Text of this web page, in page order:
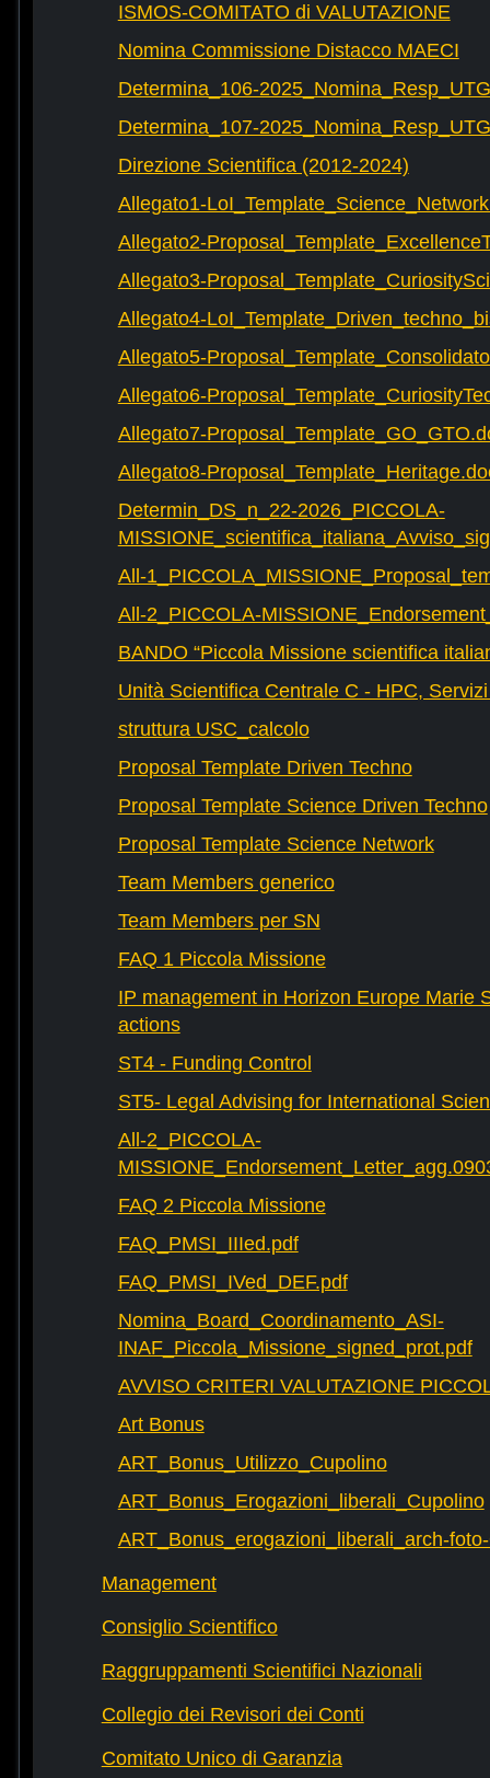
ISMOS-COMITATO di VALUTAZIONE
Nomina Commissione Distacco MAECI
Determina_106-
Determina_107-
Direzione Scientifica (2012-2024)
Allegato1-
Allegato2-
Allegato3-
Allegato4-
Allegato5-
Allegato6-
Allegato7-
Allegato8-
Determin_DS_n_22-2026_PICCOLA-
All-
All-2_PICCOLA-
BANDO “Piccola Missione scientifica
Unità Scientifica Centrale C - HPC,
struttura USC_calcolo
Proposal Template Driven Techno
Proposal Template Science Driven Techno
Proposal Template Science Network
Team Members generico
Team Members per SN
FAQ 1 Piccola Missione
IP management in Horizon Europe Marie
actions
ST4 - Funding Control
ST5- Legal Advising for International
All-2_PICCOLA-
FAQ 2 Piccola Missione
FAQ_PMSI_IIIed.pdf
FAQ_PMSI_IVed_DEF.pdf
Nomina_Board_Coordinamento_ASI-
INAF_Piccola_Missione_signed_prot.pdf
AVVISO CRITERI VALUTAZIONE
Art Bonus
ART_Bonus_Utilizzo_Cupolino
ART_Bonus_Erogazioni_liberali_Cupolino
ART_Bonus_erogazioni_liberali_arch-
Management
Consiglio Scientifico
Raggruppamenti Scientifici Nazionali
Collegio dei Revisori dei Conti
Comitato Unico di Garanzia